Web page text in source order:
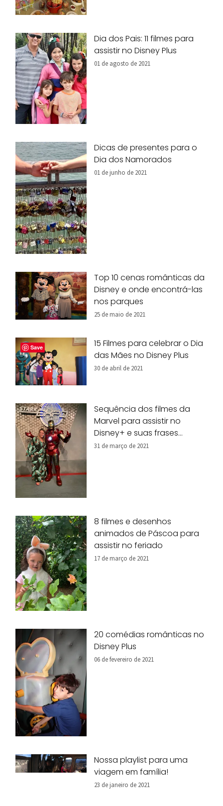
Dia dos Pais: 11 filmes para
assistir no Disney Plus
01 de agosto de 2021
Dicas de presentes para o
Dia dos Namorados
01 de junho de 2021
Top 10 cenas românticas da
Disney e onde encontrá-las
nos parques
25 de maio de 2021
15 Filmes para celebrar o Dia
das Mães no Disney Plus
30 de abril de 2021
Sequência dos filmes da
Marvel para assistir no
Disney+ e suas frases
marcantes
31 de março de 2021
8 filmes e desenhos
animados de Páscoa para
assistir no feriado
17 de março de 2021
20 comédias românticas no
Disney Plus
06 de fevereiro de 2021
Nossa playlist para uma
viagem em família!
23 de janeiro de 2021
Save